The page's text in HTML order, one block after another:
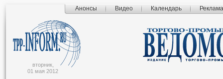
Анонсы Видео Календарь Реклама
вторник,
01 мая 2012